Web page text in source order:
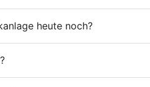
heute noch?